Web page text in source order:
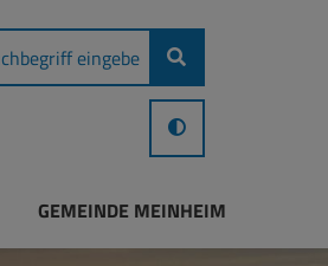
GEMEINDE MEINHEIM